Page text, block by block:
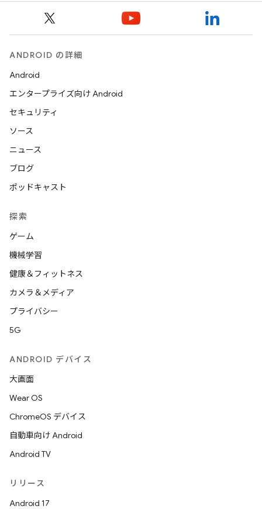
ANDROID の詳細
Android
エンタープライズ向け Android
セキュリティ
ソース
ニュース
ブログ
ポッドキャスト
探索
ゲーム
機械学習
健康＆フィットネス
カメラ＆メディア
プライバシー
5G
ANDROID デバイス
大画面
Wear OS
ChromeOS デバイス
自動車向け Android
Android TV
リリース
Android 17